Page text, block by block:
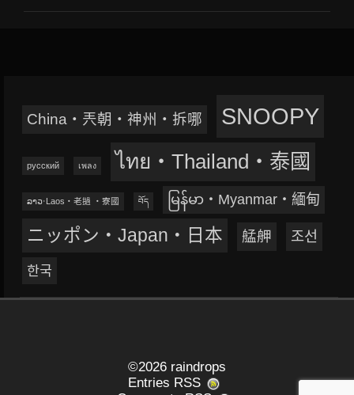
China‧兲朝‧神州‧拆哪 SNOOPY
русский เพลง ไทย‧Thailand‧泰國
ລາວ‧Laos‧老撾 ‧寮國 བོད မြန်မာ‧Myanmar‧緬甸
ニッポン‧Japan‧日本 艋舺 조선
한국
©2026 raindrops
Entries RSS